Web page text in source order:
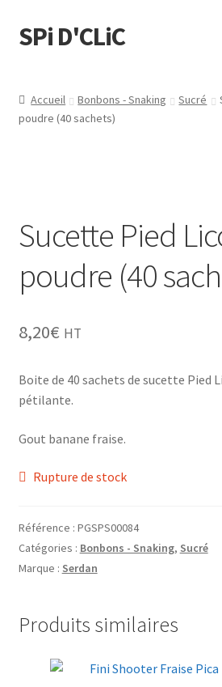
SPi D'CLiC
Filtres
Menthol
Briquets
Chichas
Grinders
Pierre Cardin
Encens
Entretien / Nettoyage
Accueil Bonbons - Snaking Sucré
poudre (40 sachets)
Sucette Pied
poudre (40
8,20€ HT
Boite de 40 sachets de sucette Pied
pétilante.
Gout banane fraise.
Rupture de stock
Référence : PGSPS00084
Catégories : Bonbons - Snaking, Sucré
Marque : Serdan
Produits similaires